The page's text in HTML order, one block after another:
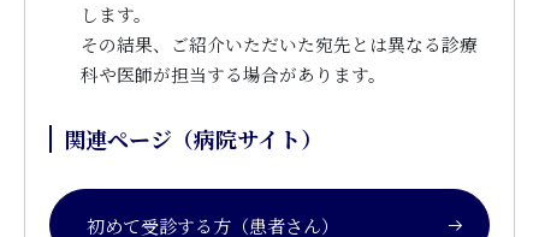
します。
その結果、ご紹介いただいた宛先とは異なる診療
科や医師が担当する場合があります。
関連ページ（病院サイト）
初めて受診する方（患者さん）